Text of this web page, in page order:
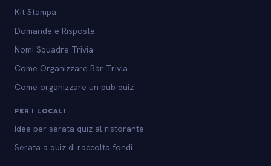
Kit Stampa
Domande e Risposte
Nomi Squadre Trivia
Come Organizzare Bar Trivia
Come organizzare un pub quiz
PER I LOCALI
Idee per serata quiz al ristorante
Serata a quiz di raccolta fondi